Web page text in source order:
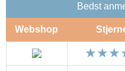
Bedst
Webshop